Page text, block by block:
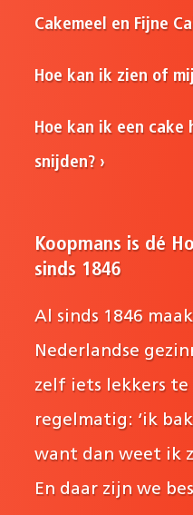
Cakemeel en Fijne
Hoe kan ik zien of
Hoe kan ik een
snijden?
Koopmans is dé
sinds 1846
Al sinds 1846
Nederlandse
zelf iets lekkers te
regelmatig: ‘ik
want dan weet ik
En daar zijn we